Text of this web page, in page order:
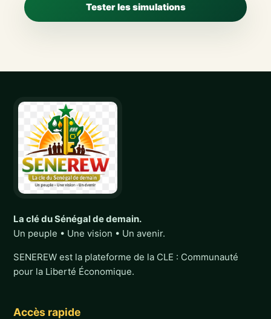
Tester les simulations
La clé du Sénégal de demain.
Un peuple • Une vision • Un avenir.
SENEREW est la plateforme de la CLE : Communauté
pour la Liberté Économique.
Accès rapide